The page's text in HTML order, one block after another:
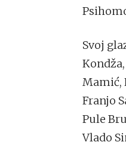
Svoj
Mamić,
Franjo
Pule
Vlado